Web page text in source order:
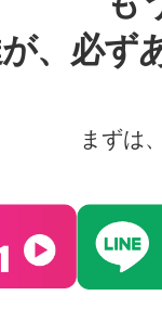
、必ず
まずは